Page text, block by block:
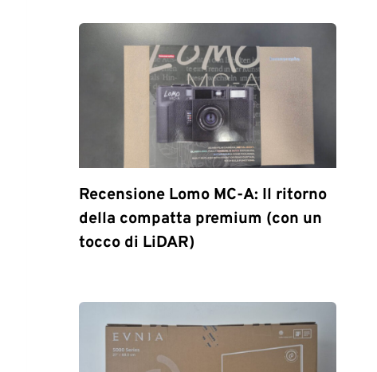
Recensione Lomo MC-A: Il ritorno
della compatta premium (con un
tocco di LiDAR)